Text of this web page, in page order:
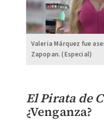
Valeria Márquez fue
Zapopan. (Especial)
El Pirata de
¿Venganza?